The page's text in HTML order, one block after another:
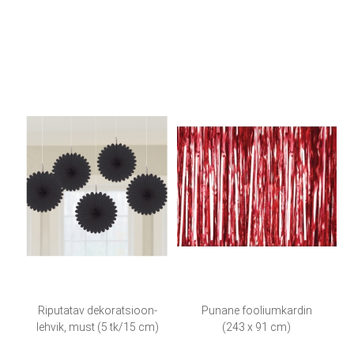
Riputatav dekoratsioon-
lehvik, must (5 tk/15 cm)
Punane fooliumkardin
(243 x 91 cm)